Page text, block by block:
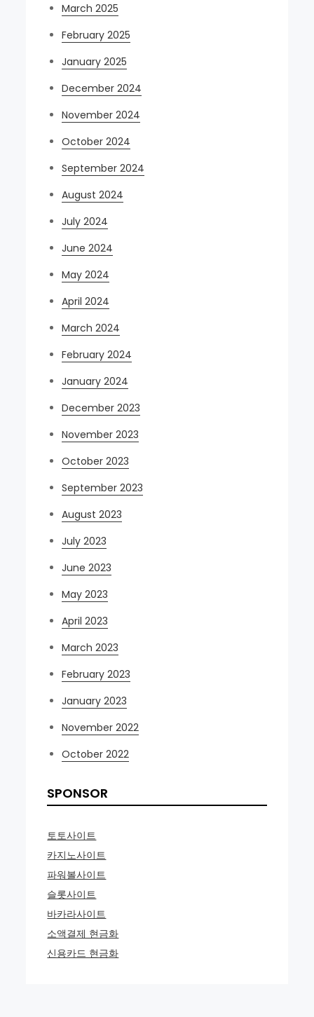
March 2025
February 2025
January 2025
December 2024
November 2024
October 2024
September 2024
August 2024
July 2024
June 2024
May 2024
April 2024
March 2024
February 2024
January 2024
December 2023
November 2023
October 2023
September 2023
August 2023
July 2023
June 2023
May 2023
April 2023
March 2023
February 2023
January 2023
November 2022
October 2022
SPONSOR
토토사이트
카지노사이트
파워볼사이트
슬롯사이트
바카라사이트
소액결제 현금화
신용카드 현금화